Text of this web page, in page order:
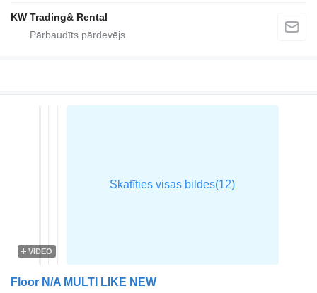
KW Trading& Rental
VIDEO
Floor N/A MULTI LIKE NEW